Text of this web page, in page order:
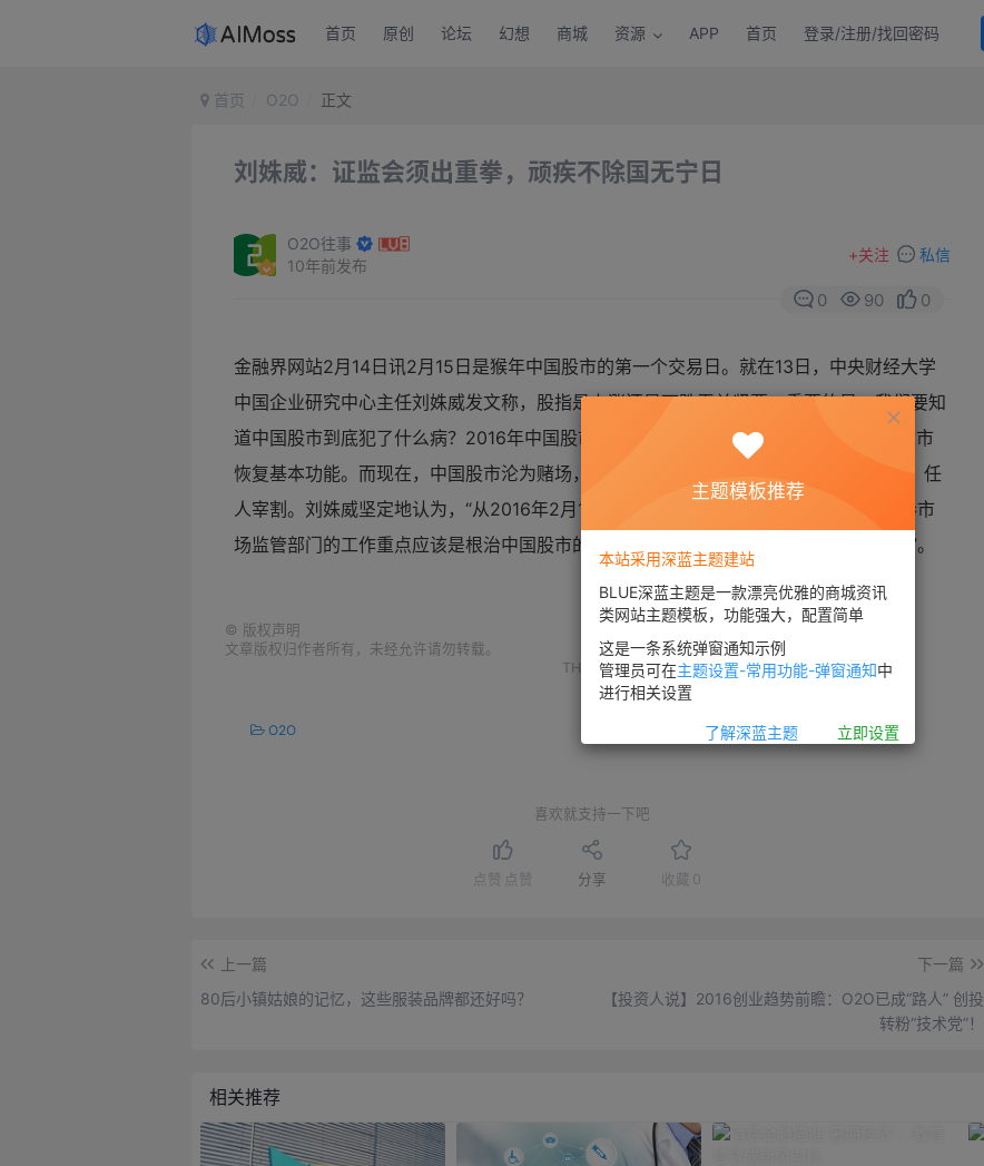
首页 原创 论坛 幻想 商城 资源 APP 首页 登录/注册/找回密码
首页 O2O 正文
刘姝威：证监会须出重拳，顽疾不除国无宁日
O2O往事
10年前发布
+关注 私信
0 90 0
金融界网站2月14日讯2月15日是猴年中国股市的第一个交易日。就在13日，中央财经大学
中国企业研究中心主任刘姝威发文称，股指是上涨还是下跌无关紧要，重要的是，我们要知
道中国股市到底犯了什么病？2016年中国股市的目标应该是让股市恢复健康，让中国股市
恢复基本功能。而现在，中国股市沦为赌场，沦为冒险家的乐园。股民们被当作“韭菜”，任
人宰割。刘姝威坚定地认为，“从2016年2月15日猴年中国股市第一个交易日开始，证券市
场监管部门的工作重点应该是根治中国股市的顽疾，否则，股市无宁日，甚至国无宁日”。
© 版权声明
文章版权归作者所有，未经允许请勿转载。
THE END
O2O
喜欢就支持一下吧
点赞 点赞 分享 收藏 0
上一篇
80后小镇姑娘的记忆，这些服装品牌都还好吗？
下一篇
【投资人说】2016创业趋势前瞻：O2O已成“路人” 创投
转粉“技术党”！
相关推荐
主题模板推荐
本站采用深蓝主题建站
BLUE深蓝主题是一款漂亮优雅的商城资讯
类网站主题模板，功能强大，配置简单
这是一条系统弹窗通知示例
管理员可在主题设置-常用功能-弹窗通知中
进行相关设置
了解深蓝主题 立即设置